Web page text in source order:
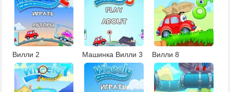
Вилли 2 Машинка Вилли 3 Вилли 8